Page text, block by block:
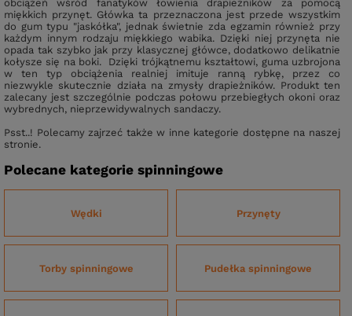
obciążeń wśród fanatyków łowienia drapieżników za pomocą
miękkich przynęt. Główka ta przeznaczona jest przede wszystkim
do gum typu "jaskółka", jednak świetnie zda egzamin również przy
każdym innym rodzaju miękkiego wabika. Dzięki niej przynęta nie
opada tak szybko jak przy klasycznej główce, dodatkowo delikatnie
kołysze się na boki. Dzięki trójkątnemu kształtowi, guma uzbrojona
w ten typ obciążenia realniej imituje ranną rybkę, przez co
niezwykle skutecznie działa na zmysły drapieżników. Produkt ten
zalecany jest szczególnie podczas połowu przebiegłych okoni oraz
wybrednych, nieprzewidywalnych sandaczy.
Psst..! Polecamy zajrzeć także w inne kategorie dostępne na naszej
stronie.
Polecane kategorie spinningowe
Wędki Przynęty
Torby spinningowe Pudełka spinningowe